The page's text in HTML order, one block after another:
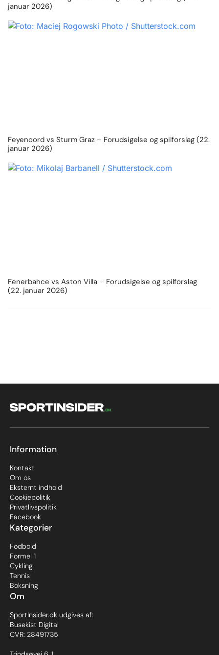
januar 2026)
Feyenoord vs Sturm Graz – Forudsigelse og spilforslag (22.
januar 2026)
Fenerbahce vs Aston Villa – Forudsigelse og spilforslag
(22. januar 2026)
Om
SportInsider.dk udgives af:
Busekist Digital
CVR: 28491735
Kategorier
Fodbold
Formel 1
Cykling
Tennis
Boksning
Information
Kontakt
Om os
Eksternt indhold
Cookiepolitik
Privatlivspolitik
Facebook